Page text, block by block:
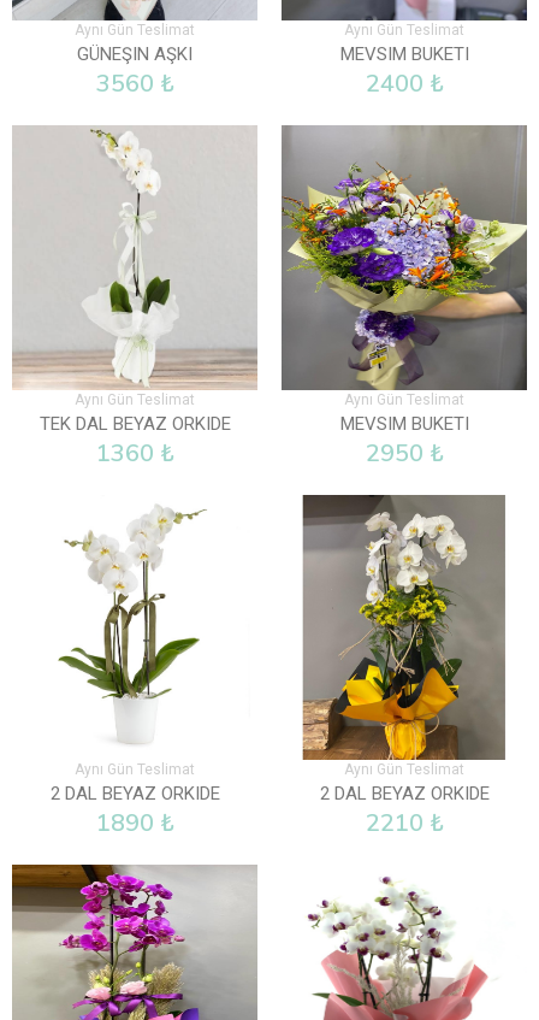
Aynı Gün Teslimat
GÜNEŞIN AŞKI
3560 ₺
Aynı Gün Teslimat
MEVSIM BUKETI
2400 ₺
Aynı Gün Teslimat
TEK DAL BEYAZ ORKIDE
1360 ₺
Aynı Gün Teslimat
MEVSIM BUKETI
2950 ₺
Aynı Gün Teslimat
2 DAL BEYAZ ORKIDE
1890 ₺
Aynı Gün Teslimat
2 DAL BEYAZ ORKIDE
2210 ₺